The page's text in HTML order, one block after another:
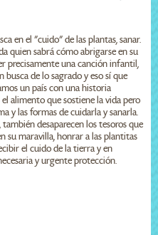
en el "cuido" de las plantas, sanar.
quien sabrá cómo abrigarse en su
precisamente una canción infantil,
busca de lo sagrado y eso sí que
un país con una historia
alimento que sostiene la vida pero
y las formas de cuidarla y sanarla.
desaparecen los tesoros que
su maravilla, honrar a las plantitas
el cuido de la tierra y en
y urgente protección.